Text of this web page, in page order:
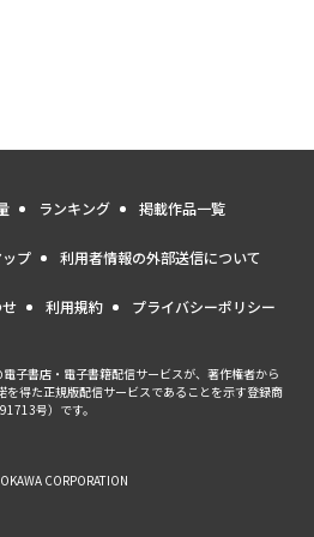
ランキング 掲載作品一覧
プ 利用者情報の外部送信について
利用規約 プライバシーポリシー
子書店・電子書籍配信サービスが、著作権者から
を得た正規版配信サービスであることを示す登録商
号）です。
CORPORATION